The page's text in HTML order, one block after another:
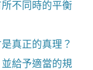
不同時的平衡
真正的真理？
給予適當的規